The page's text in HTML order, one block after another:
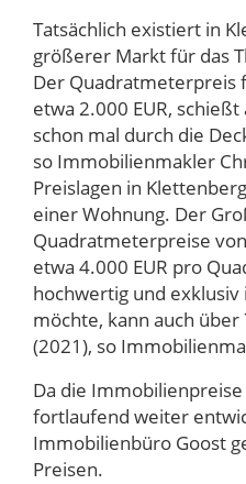
Tatsächlich existiert in
größerer Markt für das
Der Quadratmeterpreis
etwa 2.000 EUR,
schon mal durch die
so Immobilienmakler
Preislagen in
einer Wohnung. Der
Quadratmeterpreise
etwa 4.000 EUR pro
hochwertig und
möchte, kann auch über
(2021), so
Da die
fortlaufend weiter
Immobilienbüro Goost
Preisen.